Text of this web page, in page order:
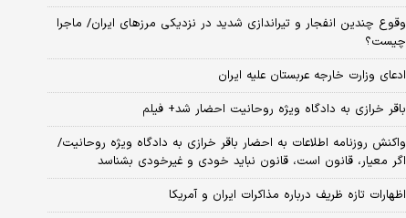
وقوع چندین انفجار و تیراندازی شدید در نزدیکی مرز‌های ایران/ ماجرا
چیست؟
ادعای وزارت خارجه عربستان علیه ایران
باقر خرازی به دادگاه ویژه روحانیت احضار شد+ فیلم
واکنش روزنامه اطلاعات به احضار باقر خرازی به دادگاه ویژه روحانیت/
اگر معیار، قانون است، قانون نباید خودی و غیرخودی بشناسد
اظهارات تازه ظریف درباره مذاکرات ایران و آمریکا